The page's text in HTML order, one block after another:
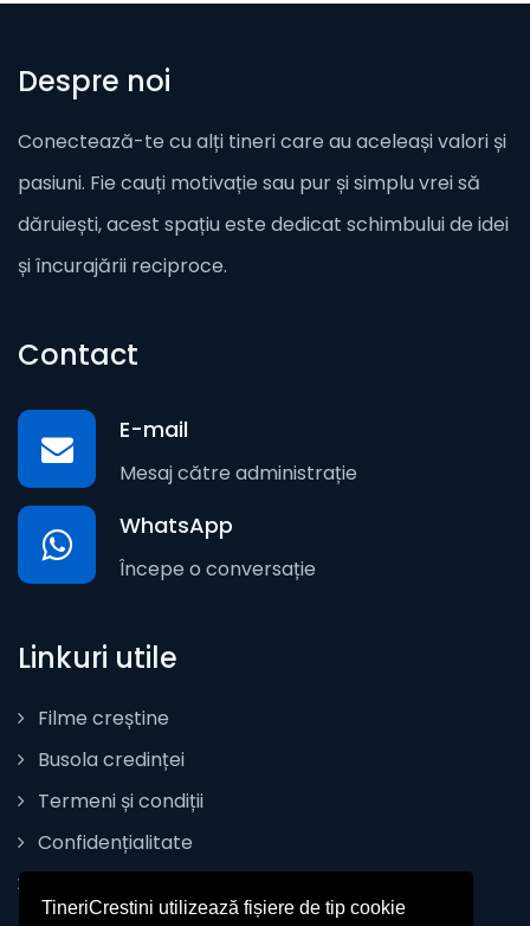
TineriCrestini utilizează fișiere de tip cookie
Despre noi
Conectează-te cu alți tineri care au aceleași valori și
pasiuni. Fie cauți motivație sau pur și simplu vrei să
dăruiești, acest spațiu este dedicat schimbului de idei
și încurajării reciproce.
Contact
E-mail
Mesaj către administrație
WhatsApp
Începe o conversație
Linkuri utile
Filme creștine
Busola credinței
Termeni și condiții
Confidențialitate